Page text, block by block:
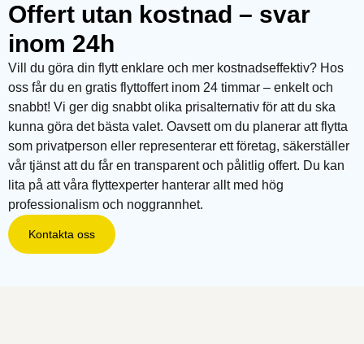
Offert utan kostnad – svar
inom 24h
Vill du göra din flytt enklare och mer kostnadseffektiv? Hos
oss får du en gratis flyttoffert inom 24 timmar – enkelt och
snabbt! Vi ger dig snabbt olika prisalternativ för att du ska
kunna göra det bästa valet. Oavsett om du planerar att flytta
som privatperson eller representerar ett företag, säkerställer
vår tjänst att du får en transparent och pålitlig offert. Du kan
lita på att våra flyttexperter hanterar allt med hög
professionalism och noggrannhet.
Kontakta oss